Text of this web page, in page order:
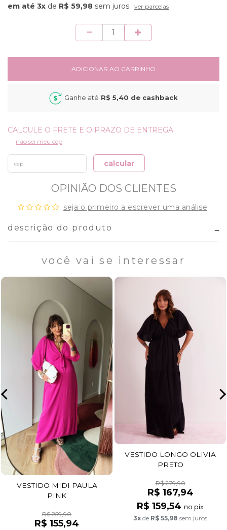
3x de R$ 59,98 sem juros ver parcelas
ADICIONAR AO CARRINHO
Ganhe até R$ 5,40 de cashback
não sei meu cep
calcular
OPINIÃO DOS CLIENTES
seja o primeiro a escrever uma análise
descrição do produto
você vai se interessar
VESTIDO MIDI PAULA
PINK
R$ 259,90
R$ 155,94
VESTIDO LONGO OLIVIA
PRETO
R$ 279,90
R$ 167,94
R$ 159,54 no pix
3x de R$ 55,98 sem juros